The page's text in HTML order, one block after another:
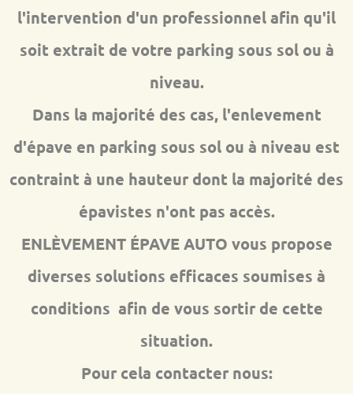
l'intervention d'un professionnel afin qu'il
soit extrait de votre parking sous sol ou à
niveau.
Dans la majorité des cas, l'enlevement
d'épave en parking sous sol ou à niveau est
contraint à une hauteur dont la majorité des
épavistes n'ont pas accès.
ENLÈVEMENT ÉPAVE AUTO vous propose
diverses solutions efficaces soumises à
conditions afin de vous sortir de cette
situation.
Pour cela contacter nous: